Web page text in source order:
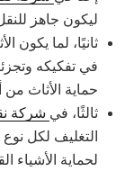
ليكون جاهز
ثانيًا، لما يكون
في تفكيكه
حماية الأثاث
ثالثًا، في شركة
التغليف لكل نوع
لحماية الأشياء